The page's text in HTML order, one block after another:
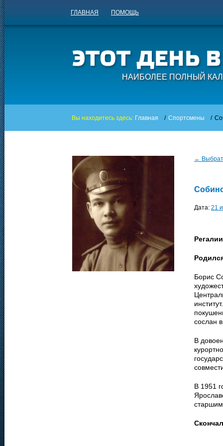
ГЛАВНАЯ ПОМОЩЬ
НАИБОЛЕЕ ПОЛНЫЙ
Вы находитесь здесь: Главная / Спортсмены /
←
Дата: 21
Борис
сослан
В
В 1951